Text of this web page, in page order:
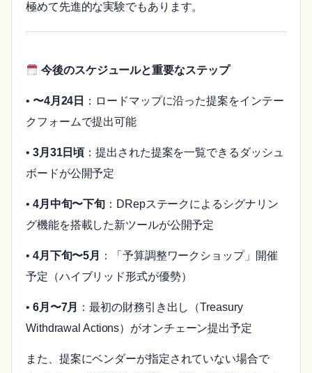
極めて先進的な実験でもあります。
今後のスケジュールと重要なステップ
• 〜4月24日
：ロードマップに沿った提案をインテー
クフォームで提出可能
• 3月31日頃 ：提出された提案を一覧できるダッシュ
ボードが公開予定
• 4月中旬〜下旬 ：DRepステークによるシグナリン
グ機能を搭載した新ツールが公開予定
• 4月下旬〜5月
：「予算調整ワークショップ」開催
予定（ハイブリッド形式が優勢）
• 6月〜7月
：最初の財務引き出し（Treasury
Withdrawal Actions）がオンチェーン提出予定
また、提案にベンダーが指定されていない場合で